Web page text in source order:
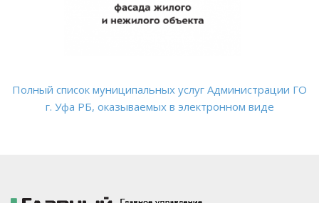
Полный список муниципальных услуг Администрации ГО
г. Уфа РБ, оказываемых в электронном виде